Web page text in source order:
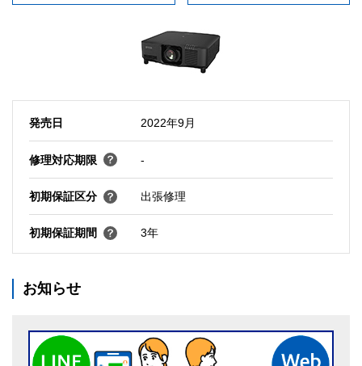
発売日 2022年9月
修理対応期限 -
初期保証区分 出張修理
初期保証期間 3年
お知らせ